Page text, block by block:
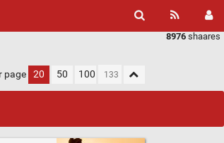
8976 shaares
page 20 50 100